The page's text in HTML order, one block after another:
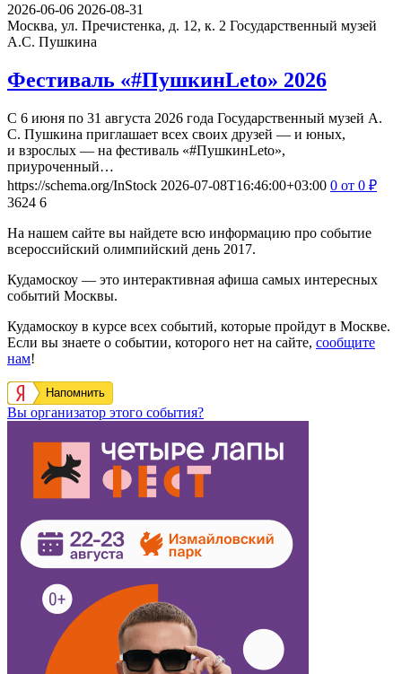
2026-06-06 2026-08-31
Москва, ул. Пречистенка, д. 12, к. 2 Государственный музей
А.С. Пушкина
Фестиваль «#ПушкинLeto» 2026
С 6 июня по 31 августа 2026 года Государственный музей А.
С. Пушкина приглашает всех своих друзей — и юных,
и взрослых — на фестиваль «#ПушкинLeto»,
приуроченный…
https://schema.org/InStock 2026-07-08T16:46:00+03:00 0 от 0 ₽
3624 6
На нашем сайте вы найдете всю информацию про событие
всероссийский олимпийский день 2017.
Кудамоскоу — это интерактивная афиша самых интересных
событий Москвы.
Кудамоскоу в курсе всех событий, которые пройдут в Москве.
Если вы знаете о событии, которого нет на сайте, сообщите
нам!
Напомнить
Вы организатор этого события?